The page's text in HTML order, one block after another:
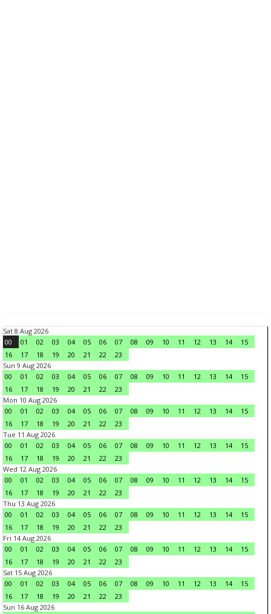
Sat 8 Aug 2026
00
01 02 03 04 05 06 07 08 09 10 11 12 13 14
15
16
17 18 19 20 21 22
23
Sun 9 Aug 2026
00
01 02 03 04 05 06 07 08 09 10 11 12 13 14
15
16
17 18 19 20 21 22
23
Mon 10 Aug 2026
00
01 02 03 04 05 06 07 08 09 10 11 12 13 14
15
16
17 18 19 20 21 22
23
Tue 11 Aug 2026
00
01 02 03 04 05 06 07 08 09 10 11 12 13 14
15
16
17 18 19 20 21 22
23
Wed 12 Aug 2026
00
01 02 03 04 05 06 07 08 09 10 11 12 13 14
15
16
17 18 19 20 21 22
23
Thu 13 Aug 2026
00
01 02 03 04 05 06 07 08 09 10 11 12 13 14
15
16
17 18 19 20 21 22
23
Fri 14 Aug 2026
00
01 02 03 04 05 06 07 08 09 10 11 12 13 14
15
16
17 18 19 20 21 22
23
Sat 15 Aug 2026
00
01 02 03 04 05 06 07 08 09 10 11 12 13 14
15
16
17 18 19 20 21 22
23
Sun 16 Aug 2026